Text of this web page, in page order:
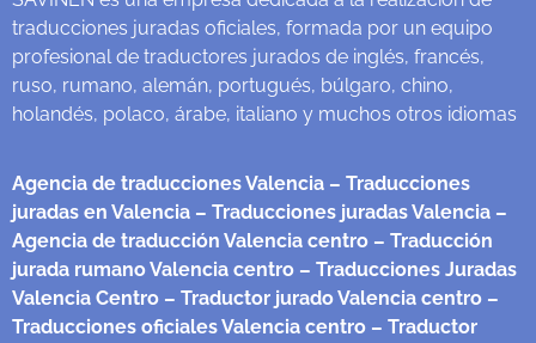
traducciones juradas oficiales, formada por un equipo
profesional de traductores jurados de inglés, francés,
ruso, rumano, alemán, portugués, búlgaro, chino,
holandés, polaco, árabe, italiano y muchos otros idiomas
Agencia de traducciones Valencia – Traducciones
juradas en Valencia – Traducciones juradas Valencia –
Agencia de traducción Valencia centro – Traducción
jurada rumano Valencia centro – Traducciones Juradas
Valencia Centro – Traductor jurado Valencia centro –
Traducciones oficiales Valencia centro – Traductor